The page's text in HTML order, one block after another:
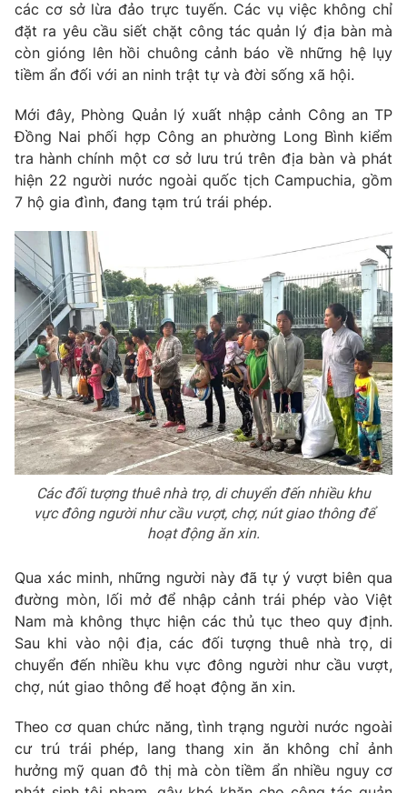
Phim VTV
Hậu trường
Nhân vật
Khán giả
Giải sao mai
Giải trí
Điện ảnh
Âm nhạc
Sao
Du lịch
Làm đẹp
Chất lượng cuộc sống
Giáo dục
Tuyển sinh
Học trực tuyến
Công nghệ
Hitech Công nghệ tương lai
Sản phẩm
Thị trường
Tư vấn
Giao lưu trực tuyến
Lịch phát sóng
Chuyên mục khác
Emagazine Podcast
Photo Infographic
Video Shorts video
VTV Money VTV Thể thao
VTV Sức khoẻ Bất động sản
Thị trường 24h Tấm lòng Việt
VTV4 Vươn mình bằng AI
VTV9 VTV8
các cơ sở lừa đảo trực tuyến. Các vụ việc không chỉ
đặt ra yêu cầu siết chặt công tác quản lý địa bàn mà
còn gióng lên hồi chuông cảnh báo về những hệ lụy
tiềm ẩn đối với an ninh trật tự và đời sống xã hội.
Mới đây, Phòng Quản lý xuất nhập cảnh Công an TP
Đồng Nai phối hợp Công an phường Long Bình kiểm
tra hành chính một cơ sở lưu trú trên địa bàn và phát
hiện 22 người nước ngoài quốc tịch Campuchia, gồm
7 hộ gia đình, đang tạm trú trái phép.
Các đối tượng thuê nhà trọ, di chuyển đến nhiều khu
vực đông người như cầu vượt, chợ, nút giao thông để
hoạt động ăn xin.
Qua xác minh, những người này đã tự ý vượt biên qua
đường mòn, lối mở để nhập cảnh trái phép vào Việt
Nam mà không thực hiện các thủ tục theo quy định.
Sau khi vào nội địa, các đối tượng thuê nhà trọ, di
chuyển đến nhiều khu vực đông người như cầu vượt,
chợ, nút giao thông để hoạt động ăn xin.
Theo cơ quan chức năng, tình trạng người nước ngoài
cư trú trái phép, lang thang xin ăn không chỉ ảnh
hưởng mỹ quan đô thị mà còn tiềm ẩn nhiều nguy cơ